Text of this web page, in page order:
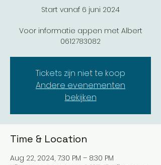
Start vanaf 6 juni 2024
Voor informatie appen met Albert
0612783082
Tickets zijn niet te koop
Andere evenementen
bekijken
Time & Location
Aug 22, 2024, 7:30 PM – 8:30 PM